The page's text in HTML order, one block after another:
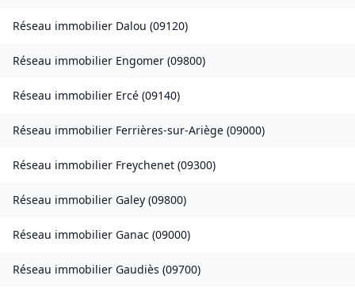
Réseau immobilier Dalou (09120)
Réseau immobilier Engomer (09800)
Réseau immobilier Ercé (09140)
Réseau immobilier Ferrières-sur-Ariège (09000)
Réseau immobilier Freychenet (09300)
Réseau immobilier Galey (09800)
Réseau immobilier Ganac (09000)
Réseau immobilier Gaudiès (09700)